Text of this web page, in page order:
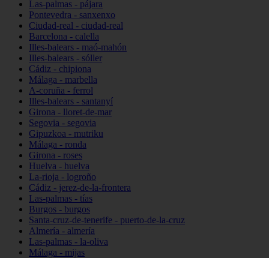
Las-palmas - pájara
Pontevedra - sanxenxo
Ciudad-real - ciudad-real
Barcelona - calella
Illes-balears - maó-mahón
Illes-balears - sóller
Cádiz - chipiona
Málaga - marbella
A-coruña - ferrol
Illes-balears - santanyí
Girona - lloret-de-mar
Segovia - segovia
Gipuzkoa - mutriku
Málaga - ronda
Girona - roses
Huelva - huelva
La-rioja - logroño
Cádiz - jerez-de-la-frontera
Las-palmas - tías
Burgos - burgos
Santa-cruz-de-tenerife - puerto-de-la-cruz
Almería - almería
Las-palmas - la-oliva
Málaga - mijas